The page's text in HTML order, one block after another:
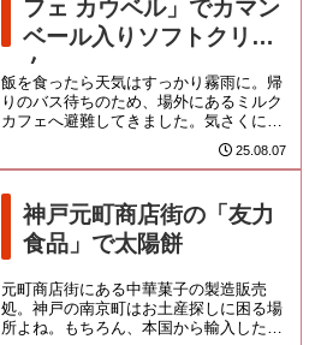
フェ カウベル」でカマン
ベール入りソフトクリー
ム
飯を食ったら天気はすっかり霧雨に。帰
りのバス待ちのため、場外にあるミルク
カフェへ避難してきました。気さくに利
用できる休憩所です。名物は六甲山牧場
の牛から絞った牛乳。３０杯限... 25.08.07
神戸元町商店街の「友力
食品」で太陽餅
元町商店街にある中華菓子の製造販売
処。神戸の南京町はお土産探しに困る場
所よね。もちろん、本国から輸入した中